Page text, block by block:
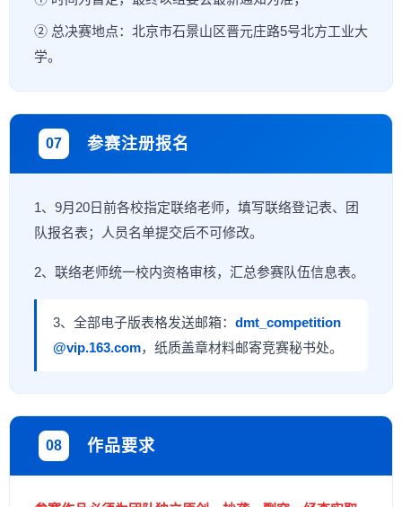
② 总决赛地点：北京市石景山区晋元庄路5号北方工业大
学。
07 参赛注册报名
1、9月20日前各校指定联络老师，填写联络登记表、团
队报名表；人员名单提交后不可修改。
2、联络老师统一校内资格审核，汇总参赛队伍信息表。
3、全部电子版表格发送邮箱： dmt_competition
@vip.163.com，纸质盖章材料邮寄竞赛秘书处。
08 作品要求